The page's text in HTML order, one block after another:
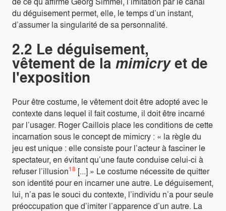
du déguisement permet, elle, le temps d’un instant,
d’assumer la singularité de sa personnalité.
2.2 Le déguisement,
vêtement de la mimicryet de
l'exposition
Pour être costume, le vêtement doit être adopté avec le
contexte dans lequel il fait costume, il doit être incarné
par l’usager. Roger Caillois place les conditions de cette
incarnation sous le concept de mimicry : « la règle du
jeu est unique : elle consiste pour l’acteur à fasciner le
spectateur, en évitant qu’une faute conduise celui-ci à
refuser l’illusion18 [...] » Le costume nécessite de quitter
son identité pour en incarner une autre. Le déguisement,
lui, n’a pas le souci du contexte, l’individu n’a pour seule
préoccupation que d’imiter l’apparence d’un autre. La